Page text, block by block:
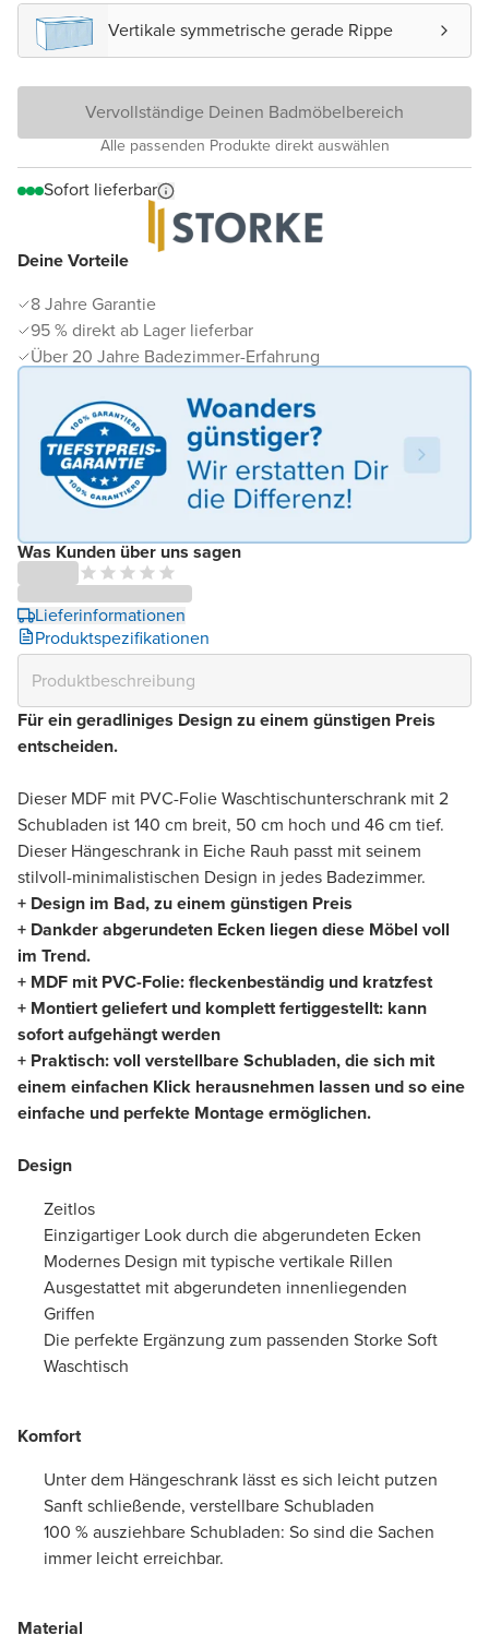
Deine Vorteile
8 Jahre Garantie
95 % direkt ab Lager lieferbar
Über 20 Jahre Badezimmer-Erfahrung
Was Kunden über uns sagen
Lieferinformationen
Produktspezifikationen
Vertikale symmetrische gerade Rippe
Vervollständige Deinen Badmöbelbereich
Alle passenden Produkte direkt auswählen
Sofort lieferbar
Für ein geradliniges Design zu einem günstigen Preis
entscheiden.
Dieser MDF mit PVC-Folie Waschtischunterschrank mit 2
Schubladen ist 140 cm breit, 50 cm hoch und 46 cm tief.
Dieser Hängeschrank in Eiche Rauh passt mit seinem
stilvoll-minimalistischen Design in jedes Badezimmer.
+ Design im Bad, zu einem günstigen Preis
+ Dankder abgerundeten Ecken liegen diese Möbel voll
im Trend.
+ MDF mit PVC-Folie: fleckenbeständig und kratzfest
+ Montiert geliefert und komplett fertiggestellt: kann
sofort aufgehängt werden
+ Praktisch: voll verstellbare Schubladen, die sich mit
einem einfachen Klick herausnehmen lassen und so eine
einfache und perfekte Montage ermöglichen.
Design
Zeitlos
Einzigartiger Look durch die abgerundeten Ecken
Modernes Design mit typische vertikale Rillen
Ausgestattet mit abgerundeten innenliegenden
Griffen
Die perfekte Ergänzung zum passenden Storke Soft
Waschtisch
Komfort
Unter dem Hängeschrank lässt es sich leicht putzen
Sanft schließende, verstellbare Schubladen
100 % ausziehbare Schubladen: So sind die Sachen
immer leicht erreichbar.
Material